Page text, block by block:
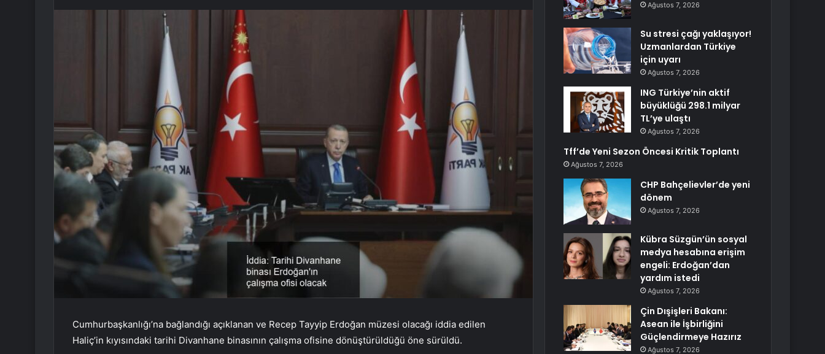
Cumhurbaşkanlığı’na bağlandığı açıklanan ve Recep Tayyip Erdoğan müzesi olacağı iddia edilen
Haliç’in kıyısındaki tarihi Divanhane binasının çalışma ofisine dönüştürüldüğü öne sürüldü.
Ağustos 7, 2026
Su stresi çağı yaklaşıyor!
Uzmanlardan Türkiye
için uyarı
Ağustos 7, 2026
ING Türkiye’nin aktif
büyüklüğü 298.1 milyar
TL’ye ulaştı
Ağustos 7, 2026
Tff’de Yeni Sezon Öncesi Kritik Toplantı
Ağustos 7, 2026
CHP Bahçelievler’de yeni
dönem
Ağustos 7, 2026
Kübra Süzgün’ün sosyal
medya hesabına erişim
engeli: Erdoğan’dan
yardım istedi
Ağustos 7, 2026
Çin Dışişleri Bakanı:
Asean ile İşbirliğini
Güçlendirmeye Hazırız
Ağustos 7, 2026